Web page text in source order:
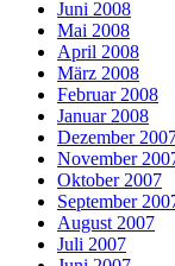
Juni 2008
Mai 2008
April 2008
März 2008
Februar 2008
Januar 2008
Dezember
November
Oktober 2007
September
August 2007
Juli 2007